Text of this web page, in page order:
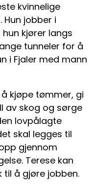
kvinnelige
Hun jobber i
kjører langs
tunneler for å
i Fjaler med mann
kjøpe tømmer, gi
av skog og sørge
lovpålagte
skal legges til
gjennom
Terese kan
til å gjøre jobben.